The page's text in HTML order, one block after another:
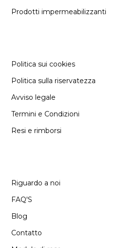
Prodotti impermeabilizzanti
Politica sui cookies
Politica sulla riservatezza
Avviso legale
Termini e Condizioni
Resi e rimborsi
Riguardo a noi
FAQ'S
Blog
Contatto